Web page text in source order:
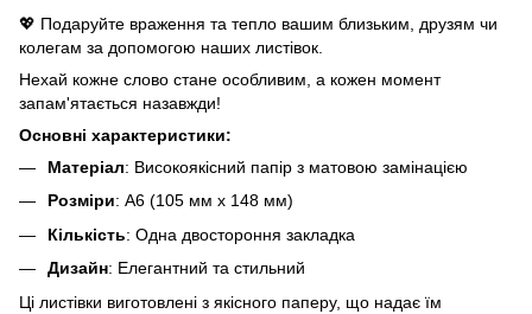
💖 Подаруйте враження та тепло вашим близьким, друзям чи
колегам за допомогою наших листівок.
Нехай кожне слово стане особливим, а кожен момент
запам'ятається назавжди!
Основні характеристики:
Матеріал: Високоякісний папір з матовою замінацією
Розміри: A6 (105 мм x 148 мм)
Кількість: Одна двостороння закладка
Дизайн: Елегантний та стильний
Ці листівки виготовлені з якісного паперу, що надає їм